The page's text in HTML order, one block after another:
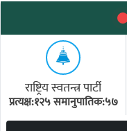
राष्ट्रिय स्वतन्त्र पार्टी
प्रत्यक्ष:१२५ समानुपातिक:५७